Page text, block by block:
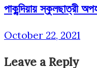
পাকুন্দিয়ায় স্কুলছাত্রী
October 22, 2021
Leave a Reply